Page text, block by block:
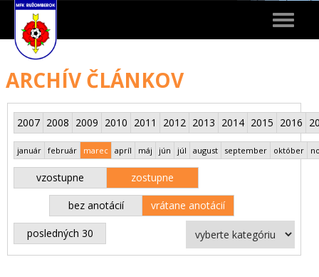
Toggle
ARCHÍV ČLÁNKOV
2007 2008 2009 2010 2011 2012 2013 2014 2015 2016
január február marec apríl máj jún júl august september október
vzostupne zostupne
bez anotácií vrátane anotácií
posledných 30